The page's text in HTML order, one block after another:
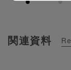
・インフルエ
・RSウイルス
・アデノウイル
関連資料